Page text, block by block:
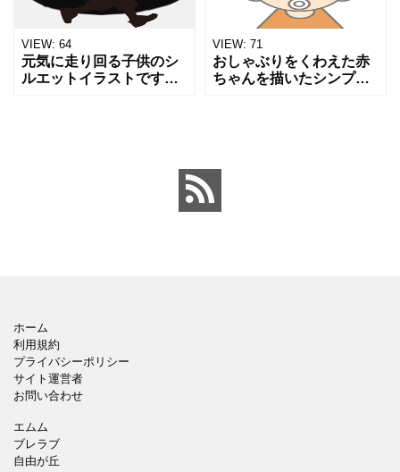
VIEW: 64
元気に走り回る子供のシ
ルエットイラストです。
VIEW: 71
おしゃぶりをくわえた赤
ちゃんを描いたシンプル
ホーム
利用規約
プライバシーポリシー
サイト運営者
お問い合わせ
エムム
ブレラブ
自由が丘